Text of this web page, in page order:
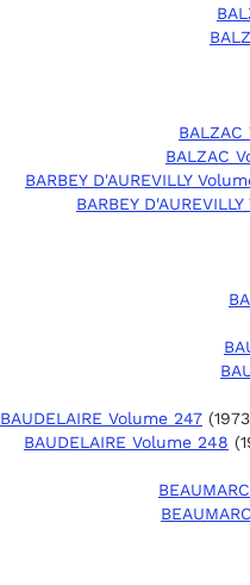
BALZAC
BARBEY D'AUREVILLY
BARBEY
BAUDELAIRE Volume 247
BAUDELAIRE Volume 248